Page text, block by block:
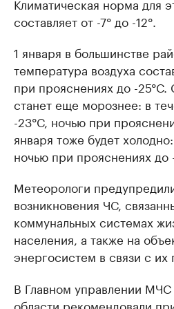
составляет от -7° до -12°.
1 января в большинстве
температура воздуха
при прояснениях до -25°С.
станет еще морознее: в
-23°С, ночью при
января тоже будет
ночью при прояснениях до
Метеорологи
возникновения ЧС,
коммунальных системах
населения, а также на
энергосистем в связи с их
В Главном управлении
области рекомендовали